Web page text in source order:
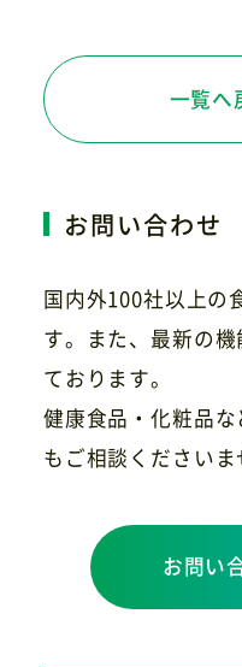
一覧へ
お問い合わせ
国内外100社以上の
す。また、最新の
ております。
健康食品・化粧品
もご相談くださいま
お問い